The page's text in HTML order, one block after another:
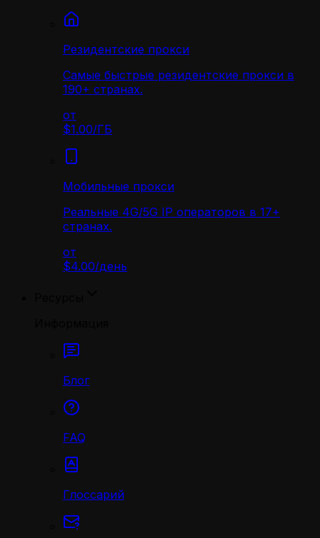
Резидентские прокси
Самые быстрые резидентские прокси в
190+ странах.
от
$1.00/ГБ
Мобильные прокси
Реальные 4G/5G IP операторов в 17+
странах.
от
$4.00/день
Блог
FAQ
Глоссарий